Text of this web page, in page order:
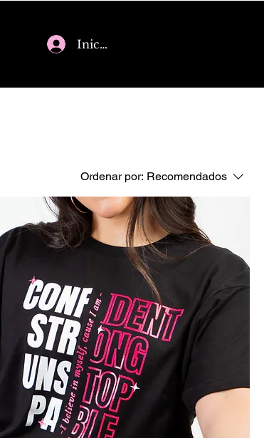
Iniciar sesión
Ordenar por: Recomendados